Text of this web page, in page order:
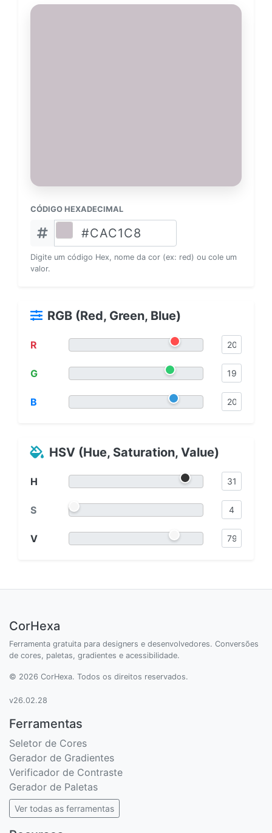
CÓDIGO HEXADECIMAL
Digite um código Hex, nome da cor (ex: red) ou cole um
valor.
RGB (Red, Green, Blue)
R
G
B
HSV (Hue, Saturation, Value)
H
S
V
CorHexa
Ferramenta gratuita para designers e desenvolvedores. Conversões
de cores, paletas, gradientes e acessibilidade.
© 2026 CorHexa. Todos os direitos reservados.
v26.02.28
Ferramentas
Seletor de Cores
Gerador de Gradientes
Verificador de Contraste
Gerador de Paletas
Ver todas as ferramentas